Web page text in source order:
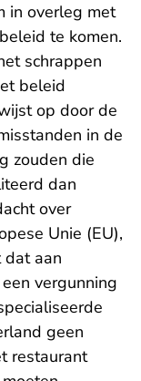
in overleg met
te komen.
schrappen
beleid
op door de
in de
zouden die
dan
over
Unie (EU),
dat aan
vergunning
geen
restaurant